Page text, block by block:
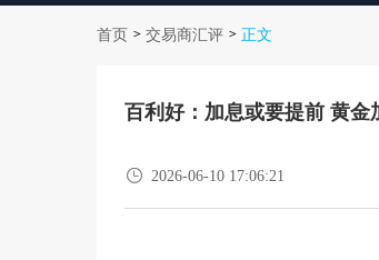
首页 > 交易商汇评 > 正文
百利好：加息或要提前 黄金
 2026-06-10 17:06:21